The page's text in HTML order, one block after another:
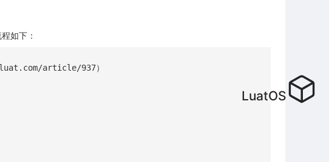
LuatOS
如下：
article/937）